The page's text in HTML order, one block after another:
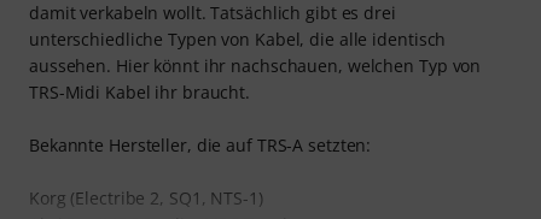
damit verkabeln wollt. Tatsächlich gibt es drei
unterschiedliche Typen von Kabel, die alle identisch
aussehen. Hier könnt ihr nachschauen, welchen Typ von
TRS-Midi Kabel ihr braucht.
Bekannte Hersteller, die auf TRS-A setzten:
Korg (Electribe 2, SQ1, NTS-1)